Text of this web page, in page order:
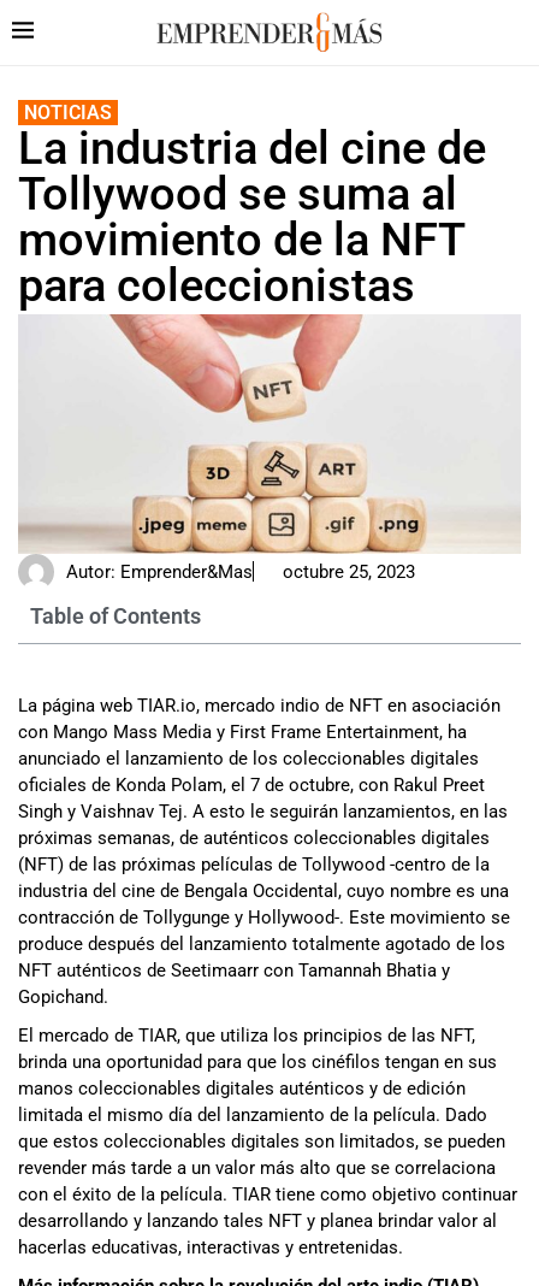
NOTICIAS
La industria del cine de
Tollywood se suma al
movimiento de la NFT
para coleccionistas
Autor: Emprender&Mas octubre 25, 2023
Table of Contents
La página web TIAR.io, mercado indio de NFT en asociación
con Mango Mass Media y First Frame Entertainment, ha
anunciado el lanzamiento de los coleccionables digitales
oficiales de Konda Polam, el 7 de octubre, con Rakul Preet
Singh y Vaishnav Tej. A esto le seguirán lanzamientos, en las
próximas semanas, de auténticos coleccionables digitales
(NFT) de las próximas películas de Tollywood -centro de la
industria del cine de Bengala Occidental, cuyo nombre es una
contracción de Tollygunge y Hollywood-. Este movimiento se
produce después del lanzamiento totalmente agotado de los
NFT auténticos de Seetimaarr con Tamannah Bhatia y
Gopichand.
El mercado de TIAR, que utiliza los principios de las NFT,
brinda una oportunidad para que los cinéfilos tengan en sus
manos coleccionables digitales auténticos y de edición
limitada el mismo día del lanzamiento de la película. Dado
que estos coleccionables digitales son limitados, se pueden
revender más tarde a un valor más alto que se correlaciona
con el éxito de la película. TIAR tiene como objetivo continuar
desarrollando y lanzando tales NFT y planea brindar valor al
hacerlas educativas, interactivas y entretenidas.